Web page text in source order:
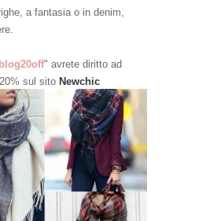
a fantasia o in denim,
blog20off" avrete diritto ad
sul sito Newchic